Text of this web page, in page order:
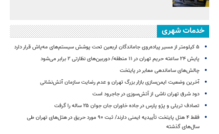
خدمات شهری
۵ کیلومتر از مسیر پیاده‌روی جاماندگان اربعین تحت پوشش سیستم‌های مه‌پاش قرار دارد
پایش ۲۴ ساعته حریم تهران در ۱۱ منطقه/ دوربین‌های نظارتی ۲ برابر می‌شود
چالش‌های ساماندهی معابر در پایتخت
آخرین وضعیت ایمن‌سازی بازار بزرگ تهران و عدم رضایت سازمان آتش‌نشانی
دود شرق تهران ناشی از آتش‌سوزی در جاجرود است
تصادف تریلی و پژو پارس در جاده خاوران جان جوان ۲۵ ساله را گرفت
فقط ۴ هتل پایتخت تأییدیه ایمنی دارند/ ثبت ۹۰ مورد حریق در هتل‌های تهران طی
سال‌های گذشته